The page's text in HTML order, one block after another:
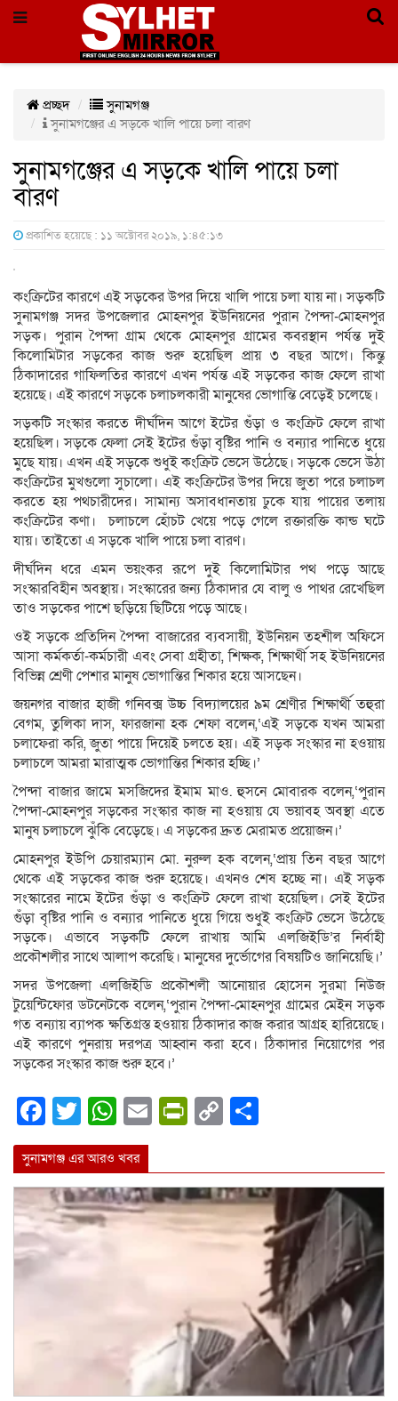
প্রচ্ছদ
সুনামগঞ্জ
সুনামগঞ্জের এ সড়কে খালি পায়ে চলা বারণ
সুনামগঞ্জের এ সড়কে খালি পায়ে চলা
বারণ
প্রকাশিত হয়েছে : ১১ অক্টোবর ২০১৯, ১:৪৫:১৩
কংক্রিটের কারণে এই সড়কের উপর দিয়ে খালি পায়ে চলা যায় না। সড়কটি
সুনামগঞ্জ সদর উপজেলার মোহনপুর ইউনিয়নের পুরান পৈন্দা-মোহনপুর
সড়ক। পুরান পৈন্দা গ্রাম থেকে মোহনপুর গ্রামের কবরস্থান পর্যন্ত দুই
কিলোমিটার সড়কের কাজ শুরু হয়েছিল প্রায় ৩ বছর আগে। কিন্তু
ঠিকাদারের গাফিলতির কারণে এখন পর্যন্ত এই সড়কের কাজ ফেলে রাখা
হয়েছে। এই কারণে সড়কে চলাচলকারী মানুষের ভোগান্তি বেড়েই চলেছে।
সড়কটি সংস্কার করতে দীর্ঘদিন আগে ইটের গুঁড়া ও কংক্রিট ফেলে রাখা
হয়েছিল। সড়কে ফেলা সেই ইটের গুঁড়া বৃষ্টির পানি ও বন্যার পানিতে ধুয়ে
মুছে যায়। এখন এই সড়কে শুধুই কংক্রিট ভেসে উঠেছে। সড়কে ভেসে উঠা
কংক্রিটের মুখগুলো সুচালো। এই কংক্রিটের উপর দিয়ে জুতা পরে চলাচল
করতে হয় পথচারীদের। সামান্য অসাবধানতায় ঢুকে যায় পায়ের তলায়
কংক্রিটের কণা। চলাচলে হোঁচট খেয়ে পড়ে গেলে রক্তারক্তি কান্ড ঘটে
যায়। তাইতো এ সড়কে খালি পায়ে চলা বারণ।
দীর্ঘদিন ধরে এমন ভয়ংকর রূপে দুই কিলোমিটার পথ পড়ে আছে
সংস্কারবিহীন অবস্থায়। সংস্কারের জন্য ঠিকাদার যে বালু ও পাথর রেখেছিল
তাও সড়কের পাশে ছড়িয়ে ছিটিয়ে পড়ে আছে।
ওই সড়কে প্রতিদিন পৈন্দা বাজারের ব্যবসায়ী, ইউনিয়ন তহশীল অফিসে
আসা কর্মকর্তা-কর্মচারী এবং সেবা গ্রহীতা, শিক্ষক, শিক্ষার্থী সহ ইউনিয়নের
বিভিন্ন শ্রেণী পেশার মানুষ ভোগান্তির শিকার হয়ে আসছেন।
জয়নগর বাজার হাজী গনিবক্স উচ্চ বিদ্যালয়ের ৯ম শ্রেণীর শিক্ষার্থী তহুরা
বেগম, তুলিকা দাস, ফারজানা হক শেফা বলেন,‘এই সড়কে যখন আমরা
চলাফেরা করি, জুতা পায়ে দিয়েই চলতে হয়। এই সড়ক সংস্কার না হওয়ায়
চলাচলে আমরা মারাত্মক ভোগান্তির শিকার হচ্ছি।’
পৈন্দা বাজার জামে মসজিদের ইমাম মাও. হুসনে মোবারক বলেন,‘পুরান
পৈন্দা-মোহনপুর সড়কের সংস্কার কাজ না হওয়ায় যে ভয়াবহ অবস্থা এতে
মানুষ চলাচলে ঝুঁকি বেড়েছে। এ সড়কের দ্রুত মেরামত প্রয়োজন।’
মোহনপুর ইউপি চেয়ারম্যান মো. নুরুল হক বলেন,‘প্রায় তিন বছর আগে
থেকে এই সড়কের কাজ শুরু হয়েছে। এখনও শেষ হচ্ছে না। এই সড়ক
সংস্কারের নামে ইটের গুঁড়া ও কংক্রিট ফেলে রাখা হয়েছিল। সেই ইটের
গুঁড়া বৃষ্টির পানি ও বন্যার পানিতে ধুয়ে গিয়ে শুধুই কংক্রিট ভেসে উঠেছে
সড়কে। এভাবে সড়কটি ফেলে রাখায় আমি এলজিইডি’র নির্বাহী
প্রকৌশলীর সাথে আলাপ করেছি। মানুষের দুর্ভোগের বিষয়টিও জানিয়েছি।’
সদর উপজেলা এলজিইডি প্রকৌশলী আনোয়ার হোসেন সুরমা নিউজ
টুয়েন্টিফোর ডটনেটকে বলেন,‘পুরান পৈন্দা-মোহনপুর গ্রামের মেইন সড়ক
গত বন্যায় ব্যাপক ক্ষতিগ্রস্ত হওয়ায় ঠিকাদার কাজ করার আগ্রহ হারিয়েছে।
এই কারণে পুনরায় দরপত্র আহ্বান করা হবে। ঠিকাদার নিয়োগের পর
সড়কের সংস্কার কাজ শুরু হবে।’
Facebook
Twitter
WhatsApp
EmailPrintFriendly
Copy
সুনামগঞ্জ এর আরও খবর